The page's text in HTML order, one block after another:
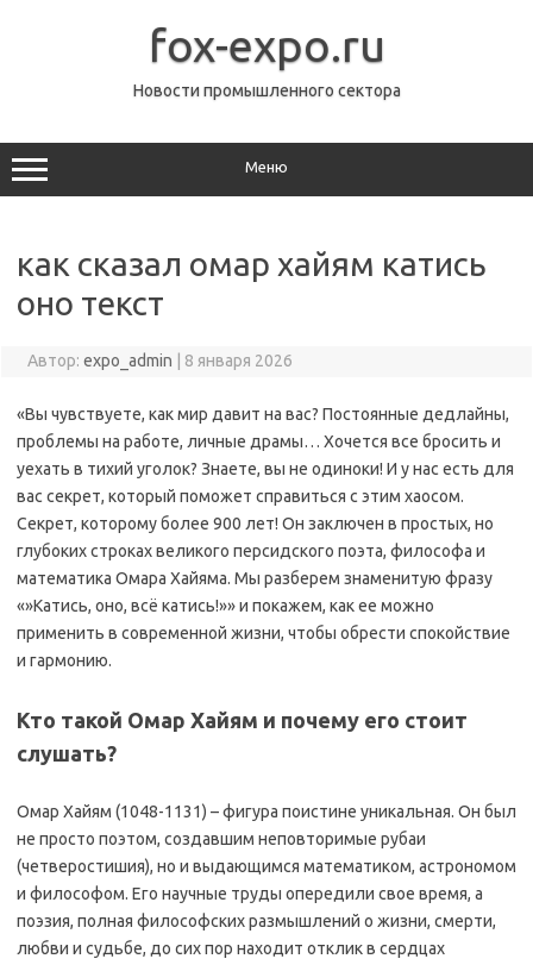
fox-expo.ru
Новости промышленного сектора
Меню
как сказал омар хайям катись
оно текст
Автор: expo_admin 8 января 2026
«Вы чувствуете, как мир давит на вас? Постоянные дедлайны,
проблемы на работе, личные драмы… Хочется все бросить и
уехать в тихий уголок? Знаете, вы не одиноки! И у нас есть для
вас секрет, который поможет справиться с этим хаосом.
Секрет, которому более 900 лет! Он заключен в простых, но
глубоких строках великого персидского поэта, философа и
математика Омара Хайяма. Мы разберем знаменитую фразу
«»Катись, оно, всё катись!»» и покажем, как ее можно
применить в современной жизни, чтобы обрести спокойствие
и гармонию.
Кто такой Омар Хайям и почему его стоит
слушать?
Омар Хайям (1048-1131) – фигура поистине уникальная. Он был
не просто поэтом, создавшим неповторимые рубаи
(четверостишия), но и выдающимся математиком, астрономом
и философом. Его научные труды опередили свое время, а
поэзия, полная философских размышлений о жизни, смерти,
любви и судьбе, до сих пор находит отклик в сердцах